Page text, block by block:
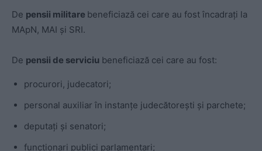
De pensii militare beneficiază cei care au fost încadrați la
MApN, MAI și SRI.
De pensii de serviciu beneficiază cei care au fost:
procurori, judecatori;
personal auxiliar în instanțe judecătorești și parchete;
deputați și senatori;
funcționari publici parlamentari;